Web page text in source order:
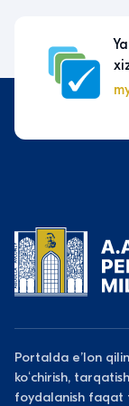
Portalda eʼlon
koʻchirish,
foydalanish faqat